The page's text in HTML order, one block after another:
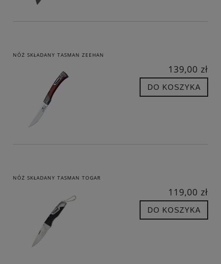
NÓŻ SKŁADANY TASMAN ZEEHAN
139,00 zł
DO KOSZYKA
NÓŻ SKŁADANY TASMAN TOGAR
119,00 zł
DO KOSZYKA